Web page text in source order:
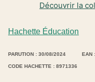
Hachette Éducation
Découvrir la
PARUTION : 30/08/2024 EAN
CODE HACHETTE : 8971336